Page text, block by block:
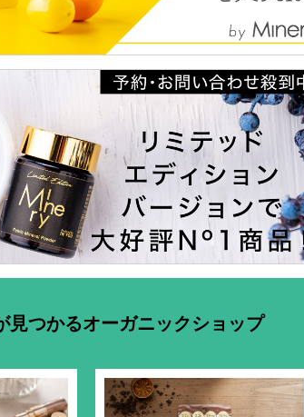
見つかるオーガニックショップ